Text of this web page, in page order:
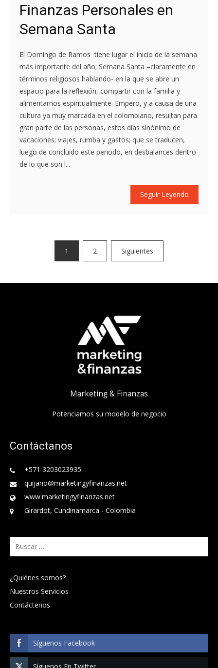
Finanzas Personales en
Semana Santa
El Domingo de Ramos tiene lugar el inicio de la semana
más importante del año; Semana Santa –claramente en
términos religiosos hablando- en la que se abre un
espacio para la reflexión, compartir con la familia y
alimentarnos espiritualmente. Empero, y a causa de una
cultura ya muy marcada en el colombiano, resultan para
gran parte de las personas, estos días sinónimo de
vacaciones; viajes, rumba y gastos; que se traducen,
luego de concluido este periodo, en desbalances dentro
de lo que son l...
Seguir Leyendo
Paginación
entradas
1 2 Siguientes
Marketing & Finanzas
Potenciamos su modelo de negocio
Contáctanos
+571 3203023935
quijano@marketingyfinanzas.net
www.marketingyfinanzas.net
Girardot, Cundinamarca - Colombia
Buscar:
¿Quiénes somos?
Nuestros Servicios
Contáctenos
Síguenos Facebook
Síguenos En Twitter